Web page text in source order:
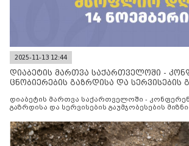
2025-11-13 12:44
დიაბეტის მართვა საქართველოში -
ცნობიერების გაზრდისა და სერვისების
დიაბეტის მართვა საქართველოში -
გაზრდისა და სერვისების გაუმჯობესების